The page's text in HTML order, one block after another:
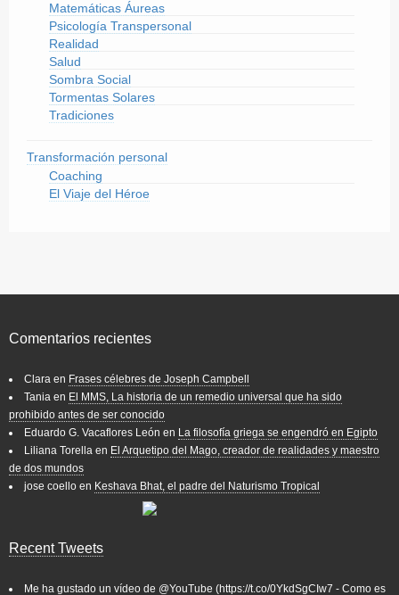
Matemáticas Áureas
Psicología Transpersonal
Realidad
Salud
Sombra Social
Tormentas Solares
Tradiciones
Transformación personal
Coaching
El Viaje del Héroe
Comentarios recientes
Clara en Frases célebres de Joseph Campbell
Tania en El MMS, La historia de un remedio universal que ha sido
prohibido antes de ser conocido
Eduardo G. Vacaflores León en La filosofía griega se engendró en Egipto
Liliana Torella en El Arquetipo del Mago, creador de realidades y maestro
de dos mundos
jose coello en Keshava Bhat, el padre del Naturismo Tropical
Recent Tweets
Me ha gustado un vídeo de @YouTube (https://t.co/0YkdSgCIw7 - Como es